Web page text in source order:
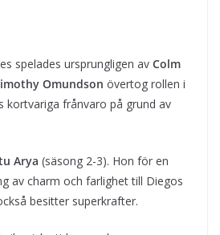
spelades ursprungligen av Colm
Omundson övertog rollen i
kortvariga frånvaro på grund av
Arya (säsong 2-3). Hon för en
av charm och farlighet till Diegos
besitter superkrafter.